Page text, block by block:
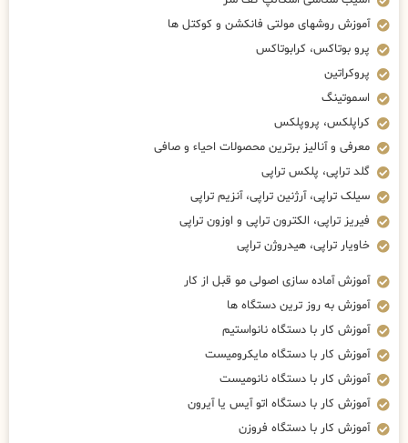
آموزش روشهای مولتی فانکشن و کوکتل ها
پرو بوتاکس، کرابوتاکس
پروکراتین
اسموتینگ
کراپلکس، پروپلکس
معرفی و آنالیز برترین محصولات احیاء و صافی
گلد تراپی، پلکس تراپی
سیلک تراپی، آرژنین تراپی، آنزیم تراپی
فیریز تراپی، الکترون تراپی و اوزون تراپی
خاویار تراپی، هیدروژن تراپی
آموزش آماده سازی اصولی مو قبل از کار
آموزش به روز ترین دستگاه ها
آموزش کار با دستگاه نانواستیم
آموزش کار با دستگاه مایکرومیست
آموزش کار با دستگاه نانومیست
آموزش کار با دستگاه اتو آیس یا آیرون
آموزش کار با دستگاه فروزن